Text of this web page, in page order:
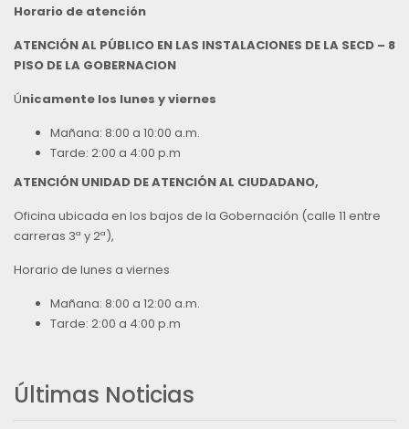
Horario de atención
ATENCIÓN AL PÚBLICO EN LAS INSTALACIONES DE LA SECD – 8
PISO DE LA GOBERNACION
Únicamente los lunes y viernes
Mañana: 8:00 a 10:00 a.m.
Tarde: 2:00 a 4:00 p.m
ATENCIÓN UNIDAD DE ATENCIÓN AL CIUDADANO,
Oficina ubicada en los bajos de la Gobernación (calle 11 entre
carreras 3ª y 2ª),
Horario de lunes a viernes
Mañana: 8:00 a 12:00 a.m.
Tarde: 2:00 a 4:00 p.m
Últimas Noticias